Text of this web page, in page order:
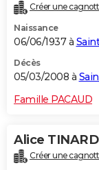
Créer une
Naissance
06/06/1937 à
Décès
05/03/2008 à
Famille PACAUD
Alice TINARD
Créer une